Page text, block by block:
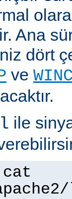
Ana
dört
ve
ile